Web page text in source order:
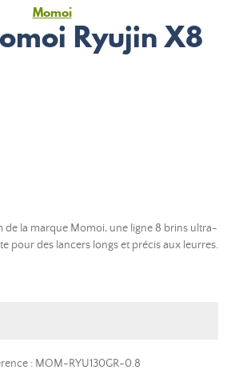
Momoi
Ryujin X8
de la marque Momoi, une ligne 8 brins ultra-
pour des lancers longs et précis aux leurres.
: MOM-RYU130GR-0.8